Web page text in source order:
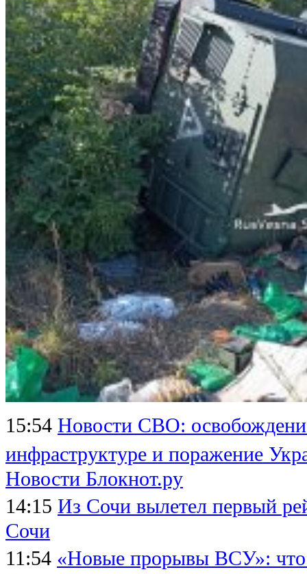
15:54 Новости СВО:
инфраструктуре и поражение
Новости Блокнот.ру
14:15 Из Сочи вылетел первый
Сочи
11:54 «Новые прорывы ВСУ»: что